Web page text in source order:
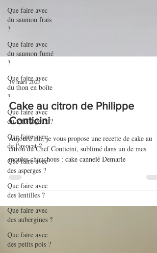
Que faire avec
du saumon frais
?
Que faire avec
du saumon fumé
?
Que faire avec
du thon en boîte
?
Que faire avec
du tofu soyeux ?
Que faire avec
de l'avocat ?
Que faire avec
des asperges ?
Que faire avec
des lentilles ?
Que faire avec
des aubergines ?
Que faire avec
des petits pois ?
19 mars 2023
Cake au citron de Philippe
Conticini
Aujourd'hui, je vous propose une recette de cake au
citron du Chef Conticini, sublimé dans un de mes
moules chouchous : cake cannelé Demarle